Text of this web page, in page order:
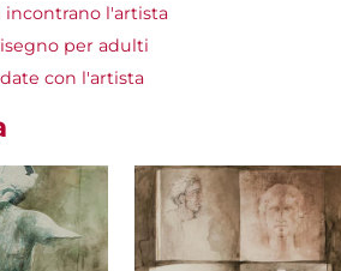
incontrano l'artista
per adulti
con l'artista